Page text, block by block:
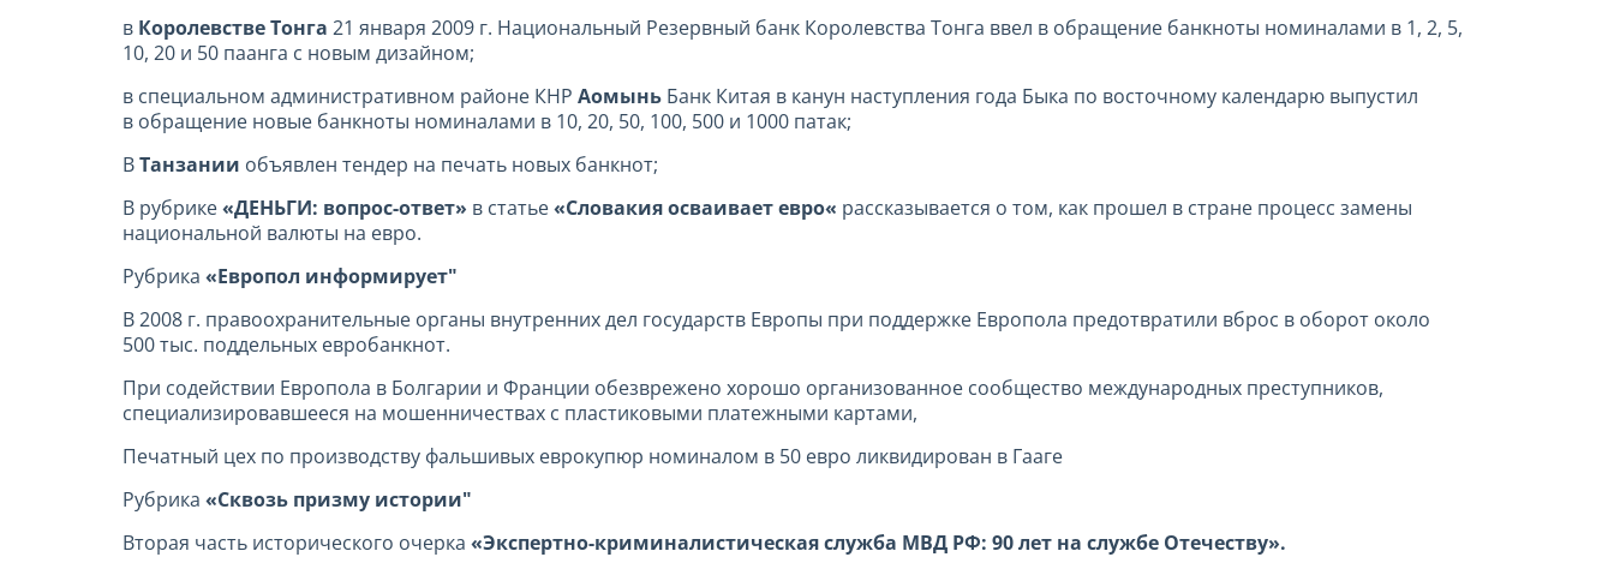
в Королевстве Тонга 21 января 2009 г. Национальный Резервный банк Королевства Тонга ввел в обращение банкноты номиналами в 1, 2, 5,
10, 20 и 50 паанга с новым дизайном;
в специальном административном районе КНР Аомынь Банк Китая в канун наступления года Быка по восточному календарю выпустил
в обращение новые банкноты номиналами в 10, 20, 50, 100, 500 и 1000 патак;
ВТанзании объявлен тендер на печать новых банкнот;
В рубрике«ДЕНЬГИ: вопрос-ответ» в статье«Словакия осваивает евро« рассказывается о том, как прошел в стране процесс замены
национальной валюты на евро.
Рубрика «Европол информирует"
В 2008 г. правоохранительные органы внутренних дел государств Европы при поддержке Европола предотвратили вброс в оборот около
500 тыс. поддельных евробанкнот.
При содействии Европола в Болгарии и Франции обезврежено хорошо организованное сообщество международных преступников,
специализировавшееся на мошенничествах с пластиковыми платежными картами,
Печатный цех по производству фальшивых еврокупюр номиналом в 50 евро ликвидирован в Гааге
Рубрика «Сквозь призму истории"
Вторая часть исторического очерка «Экспертно-криминалистическая служба МВД РФ: 90 лет на службе Отечеству».